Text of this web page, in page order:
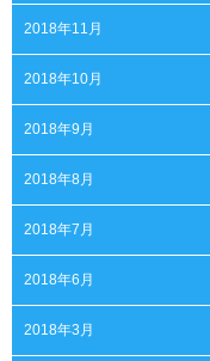
2018年11月
2018年10月
2018年9月
2018年8月
2018年7月
2018年6月
2018年3月